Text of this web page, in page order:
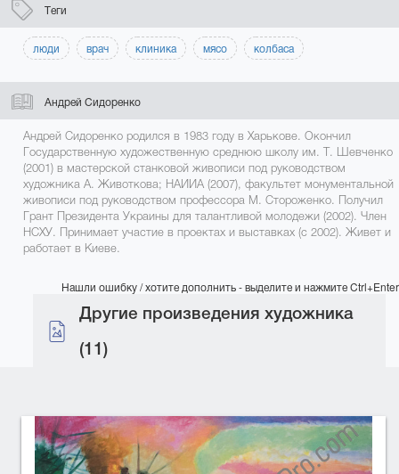
Теги
люди врач клиника мясо колбаса
Андрей Сидоренко
Андрей Сидоренко родился в 1983 году в Харькове. Окончил
Государственную художественную среднюю школу им. Т. Шевченко
(2001) в мастерской станковой живописи под руководством
художника А. Животкова; НАИИА (2007), факультет монументальной
живописи под руководством профессора М. Стороженко. Получил
Грант Президента Украины для талантливой молодежи (2002). Член
НСХУ. Принимает участие в проектах и выставках (с 2002). Живет и
работает в Киеве.
Нашли ошибку / хотите дополнить - выделите и нажмите Ctrl+Enter
Другие произведения художника
(11)